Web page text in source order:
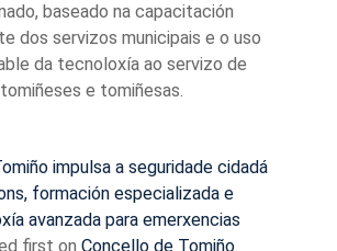
baseado na capacitación
dos servizos municipais e o uso
da tecnoloxía ao servizo de
tomiñeses e tomiñesas.
impulsa a seguridade cidadá
formación especializada e
avanzada para emerxencias
first on Concello de Tomiño.